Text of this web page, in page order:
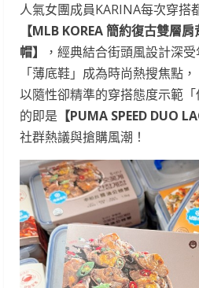
人氣女團成員KARINA每次穿搭
【MLB KOREA簡約復古雙層肩
帽】
，經典結合街頭風設計深
「薄底鞋」成為時尚熱搜焦點
以隨性卻精準的穿搭態度示範
的即是 【PUMA SPEED DUO
社群熱議與搶購風潮！